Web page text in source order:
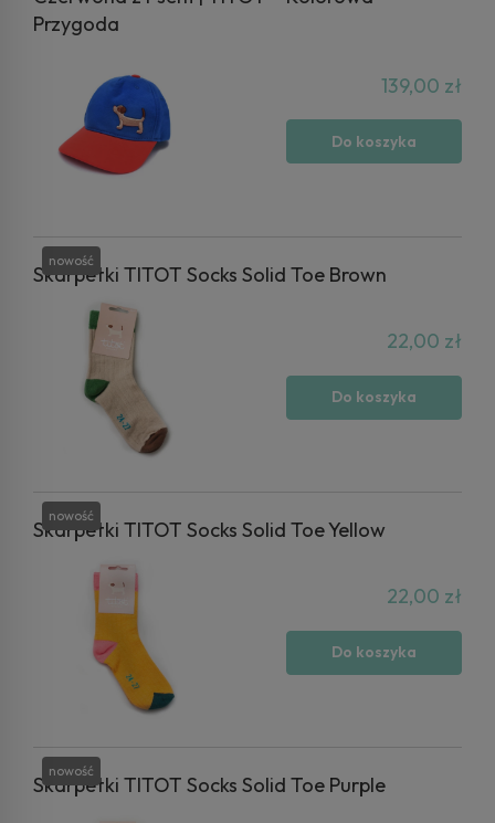
Przygoda
139,00 zł
Do koszyka
Skarpetki TITOT Socks Solid Toe Brown
22,00 zł
Do koszyka
nowość
Skarpetki TITOT Socks Solid Toe Yellow
22,00 zł
Do koszyka
nowość
Skarpetki TITOT Socks Solid Toe Purple
nowość